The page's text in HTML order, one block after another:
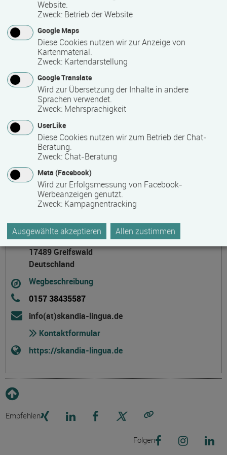
Sprachen“. Entsprechend ihrer erreichten Niveaustufe
erhalten die Teilnehmenden von uns gern eine
Teilnahmebescheinigung.
Die Schule wird von Gernot Hohnstein geleitet, unterstützt
von einem engagierten und qualifizierten Team aus
Lehrkräften mit muttersprachlichem oder vergleichbarem
Hintergrund und Skandinavisten mit teils über 20 Jahren
Lehrerfahrung.
Kontakt
skandia-lingua.de
Sprachschule für Nordeuropa
Feldstraße 9
17489 Greifswald
Deutschland
Wegbeschreibung
0157 38435587
info(at)skandia-lingua.de
Kontaktformular
https://skandia-lingua.de
Empfehlen
Folgen
Website.
Zweck: Betrieb der Website
Google Maps
Diese Cookies nutzen wir zur Anzeige von
Kartenmaterial.
Zweck: Kartendarstellung
Google Translate
Wird zur Übersetzung der Inhalte in andere
Sprachen verwendet.
Zweck: Mehrsprachigkeit
UserLike
Diese Cookies nutzen wir zum Betrieb der Chat-
Beratung.
Zweck: Chat-Beratung
Meta (Facebook)
Wird zur Erfolgsmessung von Facebook-
Werbeanzeigen genutzt.
Zweck: Kampagnentracking
Ausgewählte akzeptieren Allen zustimmen